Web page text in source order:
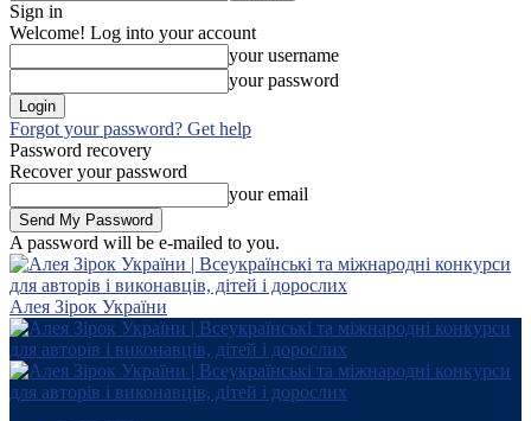
Sign in
Welcome! Log into your account
your username
your password
Forgot your password? Get help
Password recovery
Recover your password
your email
A password will be e-mailed to you.
Алея Зірок України